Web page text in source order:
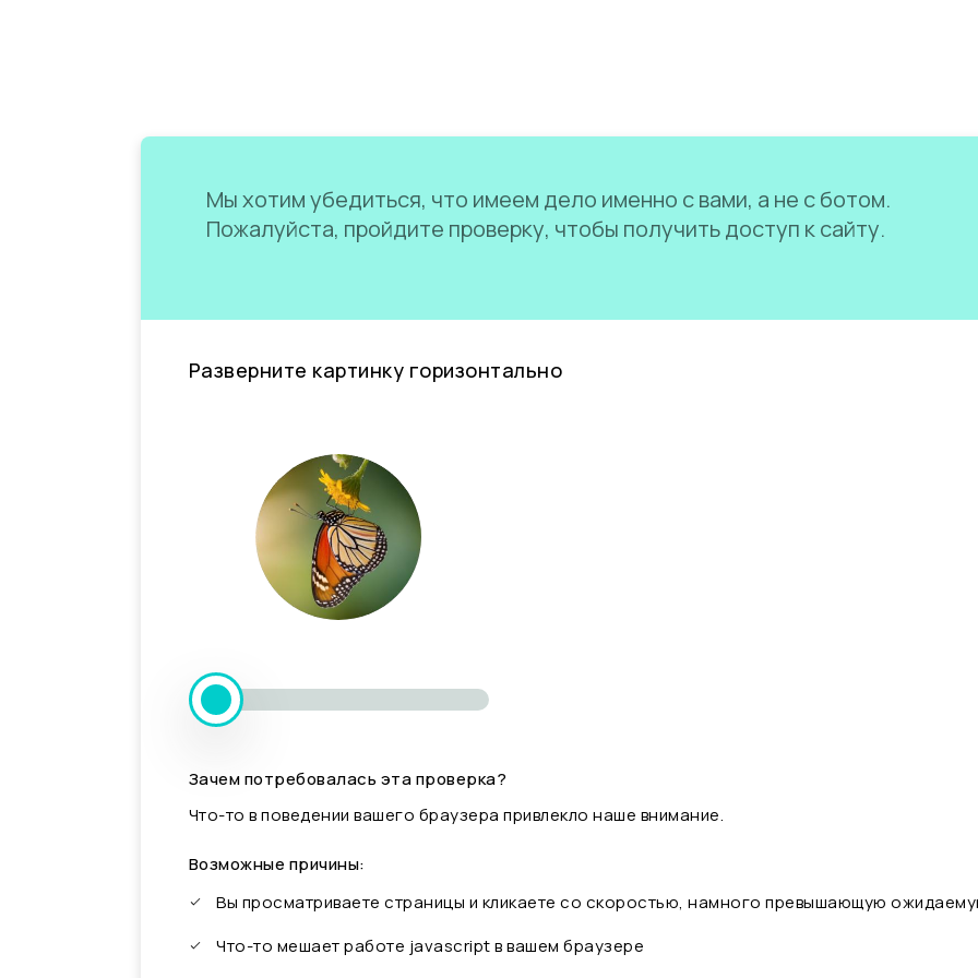
Мы хотим убедиться, что имеем дело именно с вами, а не с ботом.
Пожалуйста, пройдите проверку, чтобы получить доступ к сайту.
Разверните картинку горизонтально
Зачем потребовалась эта проверка?
Что-то в поведении вашего браузера привлекло наше внимание.
Возможные причины:
Вы просматриваете страницы и кликаете со скоростью, намного превышающую
Что-то мешает работе javascript в вашем браузере